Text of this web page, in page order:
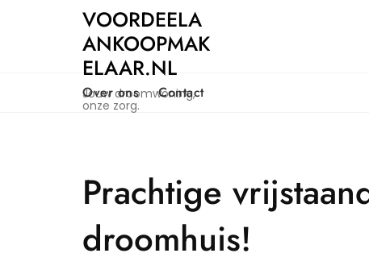
VOORDEELA
ANKOOPMAK
ELAAR.NL
Jouw droomwoning,
onze zorg.
Over ons Contact
Prachtige
droomhuis!